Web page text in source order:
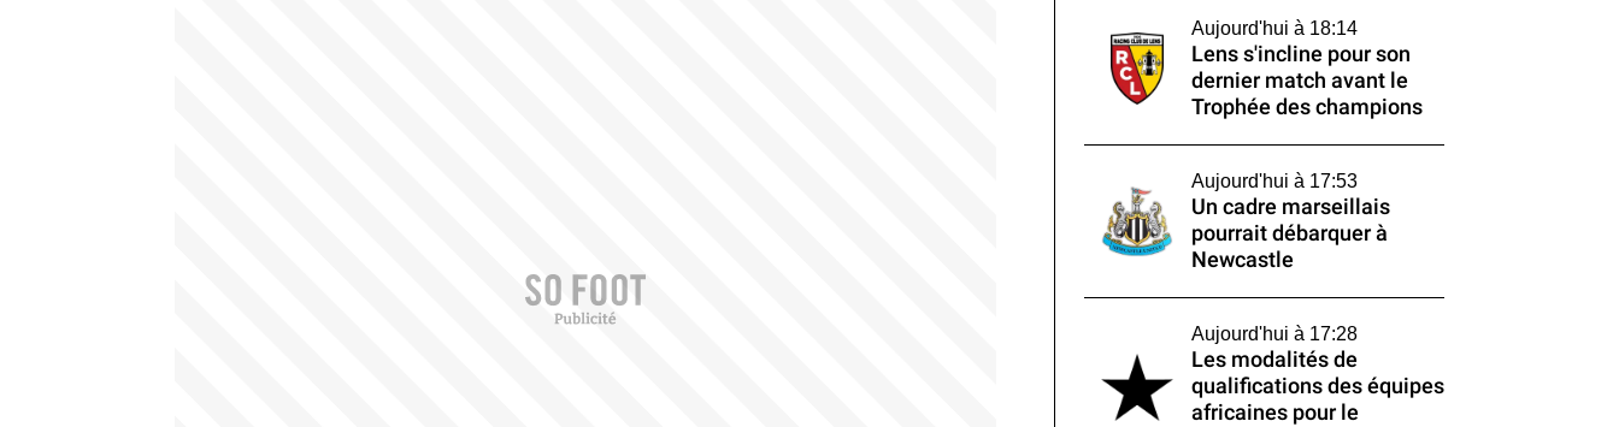
Aujourd'hui à 18:14
Lens s'incline pour son
dernier match avant le
Trophée des champions
Aujourd'hui à 17:53
Un cadre marseillais
pourrait débarquer à
Newcastle
Aujourd'hui à 17:28
Les modalités de
qualifications des équipes
africaines pour le